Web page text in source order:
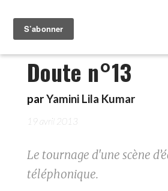
Doute n°13
parYamini Lila Kumar
19 avril 2013
Le tournage d'une scène
téléphonique.